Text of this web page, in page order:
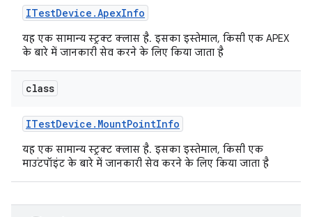
ITestDevice .ApexInfo
यह एक सामान्य स्ट्रक्ट क्लास है. इसका इस्तेमाल, किसी एक APEX
के बारे में जानकारी सेव करने के लिए किया जाता है
class
ITestDevice . MountPointInfo
यह एक सामान्य स्ट्रक्ट क्लास है. इसका इस्तेमाल, किसी एक
माउंटपॉइंट के बारे में जानकारी सेव करने के लिए किया जाता है